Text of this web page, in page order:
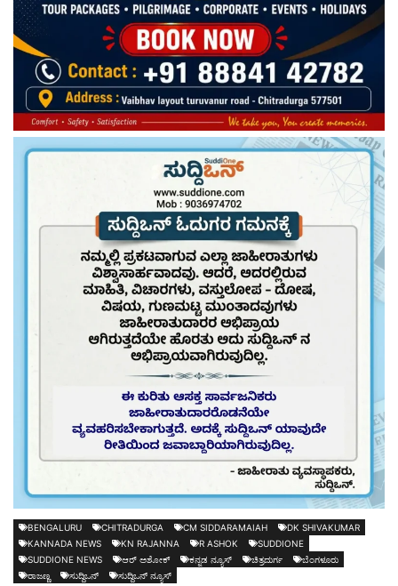
BENGALURU CHITRADURGA CM SIDDARAMAIAH
DK SHIVAKUMAR
KANNADA NEWS
KN RAJANNA R ASHOK
SUDDIONE
SUDDIONE NEWS
ಆರ್ ಅಶೋಕ್ ಕನ್ನಡ ನ್ಯೂಸ್ ಚಿತ್ರದುರ್ಗ
ಬೆಂಗಳೂರು
ರಾಜಣ್ಣ
ಸುದ್ದಿಒನ್ ಸುದ್ದಿಒನ್ ನ್ಯೂಸ್